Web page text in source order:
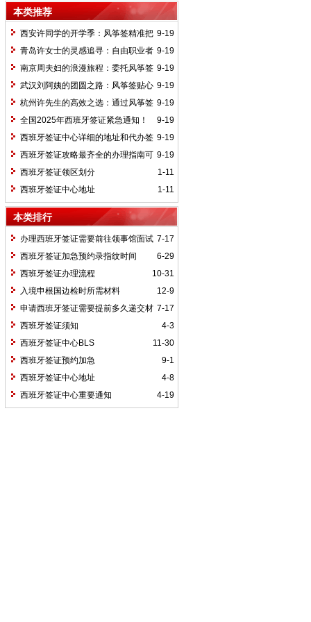
本类推荐
9-19
西安许同学的开学季：风筝签精准把
控，留学生签证高效获批无忧启程
9-19
青岛许女士的灵感追寻：自由职业者
凭风筝签专业方案，成功获取西班牙艺术
签
9-19
南京周夫妇的浪漫旅程：委托风筝签
规划西葡十五日，银婚纪念之旅畅通无阻
9-19
武汉刘阿姨的团圆之路：风筝签贴心
指导，退休老人顺利获批探亲签证含饴弄
孙
9-19
杭州许先生的高效之选：通过风筝签
加急办理，5个工作日极速获签奔赴巴塞
罗那展会
9-19
全国2025年西班牙签证紧急通知！
请尽快查收！
9-19
西班牙签证中心详细的地址和代办签
证中介联系方式，可以咨询我们的客服工
作人员
9-19
西班牙签证攻略最齐全的办理指南可
以看过来2025年最新攻略
1-11
西班牙签证领区划分
1-11
西班牙签证中心地址
本类排行
7-17
办理西班牙签证需要前往领事馆面试
吗？
6-29
西班牙签证加急预约录指纹时间
10-31
西班牙签证办理流程
12-9
入境申根国边检时所需材料
7-17
申请西班牙签证需要提前多久递交材
料？
4-3
西班牙签证须知
11-30
西班牙签证中心BLS
9-1
西班牙签证预约加急
4-8
西班牙签证中心地址
4-19
西班牙签证中心重要通知